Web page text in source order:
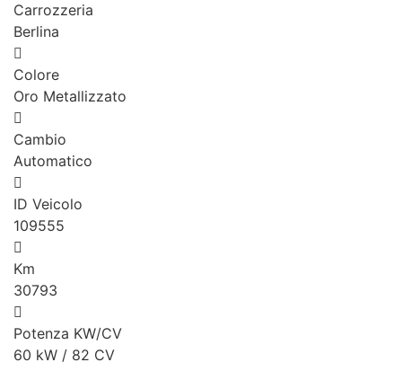
Carrozzeria
Berlina
Colore
Oro Metallizzato
Cambio
Automatico
ID Veicolo
109555
Km
30793
Potenza KW/CV
60 kW / 82 CV